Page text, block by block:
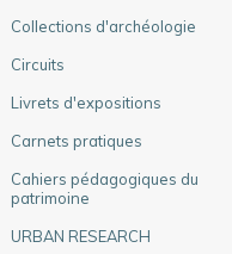
Collections d'archéologie
Circuits
Livrets d'expositions
Carnets pratiques
Cahiers pédagogiques du
patrimoine
URBAN RESEARCH